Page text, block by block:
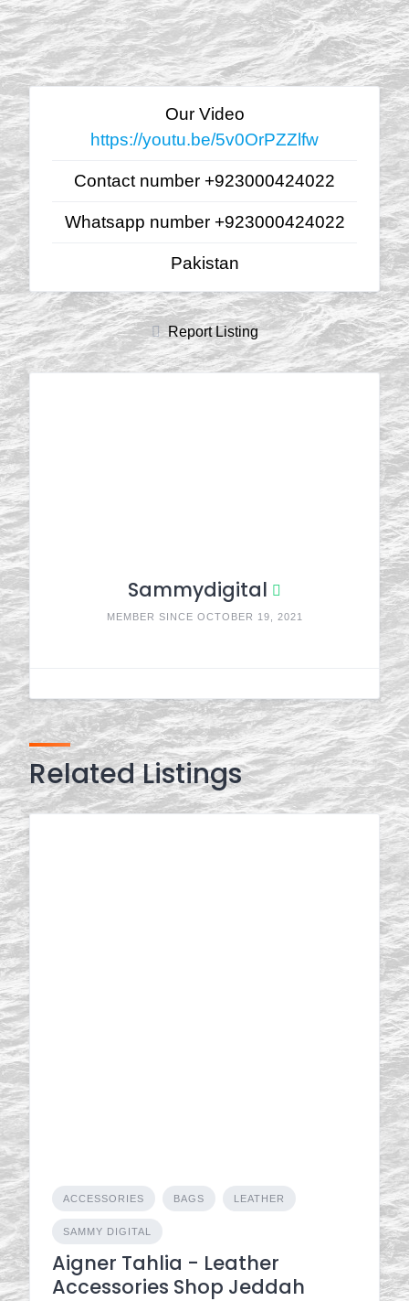
Our Video
https://youtu.be/5v0OrPZZlfw
Contact number +923000424022
Whatsapp number +923000424022
Pakistan
Report Listing
Sammydigital
MEMBER SINCE OCTOBER 19, 2021
Related Listings
ACCESSORIES BAGS LEATHER
SAMMY DIGITAL
Aigner Tahlia - Leather
Accessories Shop Jeddah